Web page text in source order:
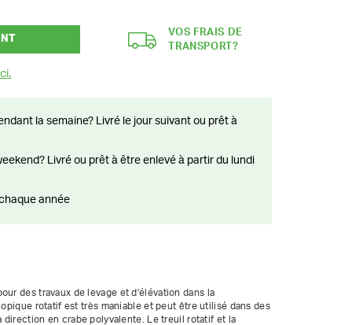
VOS FRAIS DE
TRANSPORT?
année
des travaux de levage et d'élévation dans la
rotatif est très maniable et peut être utilisé dans des
en crabe polyvalente. Le treuil rotatif et la